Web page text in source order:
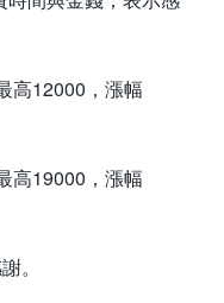
高12000，漲幅
高19000，漲幅
。